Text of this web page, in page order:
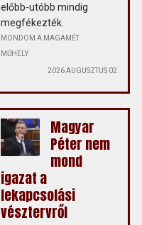
előbb-utóbb mindig
megfékezték.
MONDOM A MAGAMÉT
MŰHELY
2026 AUGUSZTUS 02.
Magyar
Péter nem
mond
igazat a
lekapcsolási
vésztervről